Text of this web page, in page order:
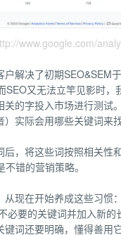
www.google.com/
解决了初期SEO&SEM
又无法立竿见影时
的字投入市场进行测试
实际会用哪些关键词来
，将这些词按照相关性
错的营销策略。
现在开始养成这些习惯
要的关键词并加入新
词还要明确，懂得善用